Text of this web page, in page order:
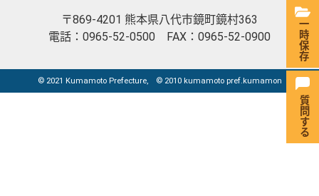
〒869-4201 熊本県八代市鏡町鏡村363
電話：0965-52-0500 FAX：0965-52-0900
© 2021 Kumamoto Prefecture, © 2010 kumamoto pref.kumamon
一時保存